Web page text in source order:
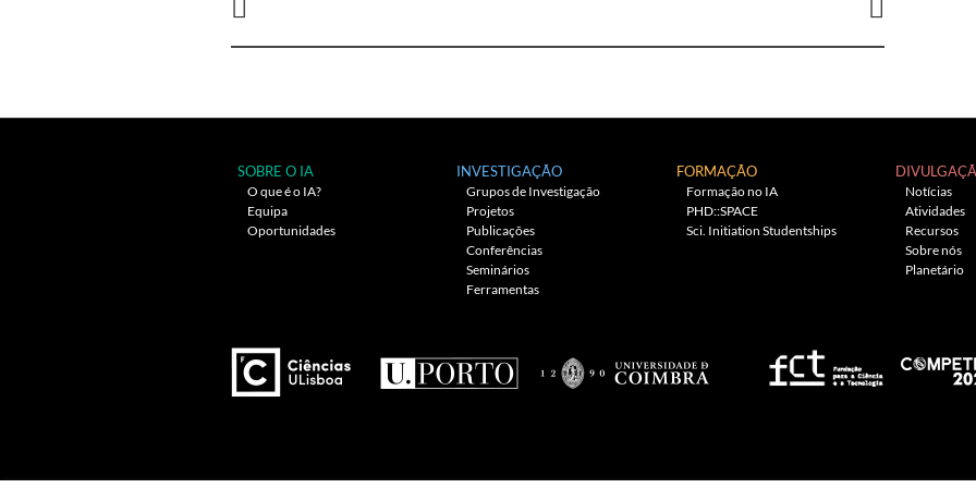
entre
artigos
SOBRE O IA
O que é o IA?
Equipa
Oportunidades
INVESTIGAÇÃO
Grupos de Investigação
Projetos
Publicações
Conferências
Seminários
Ferramentas
FORMAÇÃO
Formação no IA
PHD::SPACE
Sci. Initiation Studentships
Notícias
Atividades
Recursos
Sobre nós
Planetário